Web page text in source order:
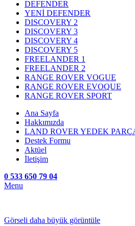
DEFENDER
YENİ DEFENDER
DISCOVERY 2
DISCOVERY 3
DISCOVERY 4
DISCOVERY 5
FREELANDER 1
FREELANDER 2
RANGE ROVER VOGUE
RANGE ROVER EVOQUE
RANGE ROVER SPORT
Ana Sayfa
Hakkımızda
LAND ROVER YEDEK
Destek Formu
Aktüel
İletişim
0 533 650 79 04
Menu
Görseli daha büyük görüntüle